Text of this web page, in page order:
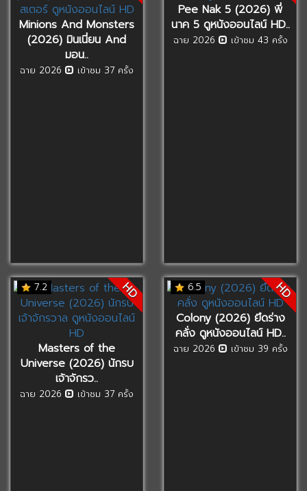
Minions And Monsters
(2026) มินเนี่ยน And
มอน..
ฉาย 2026 เข้าชม 37 ครั้ง
Pee Nak 5 (2026) พี่
นาค 5 ดูหนังออนไลน์ HD..
ฉาย 2026 เข้าชม 43 ครั้ง
7.2 HD
Masters of the
Universe (2026) นักรบ
เจ้าจักรว..
ฉาย 2026 เข้าชม 37 ครั้ง
6.5 HD
Colony (2026) ยึดร่าง
คลั่ง ดูหนังออนไลน์ HD..
ฉาย 2026 เข้าชม 39 ครั้ง